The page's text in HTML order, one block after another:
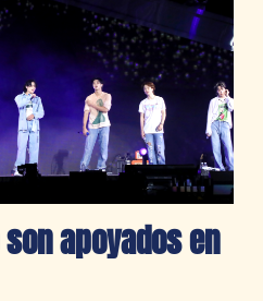
apoyados en